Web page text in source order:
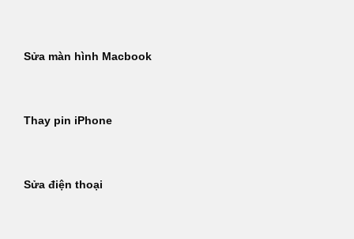
Sửa màn hình Macbook
Thay pin iPhone
Sửa điện thoại